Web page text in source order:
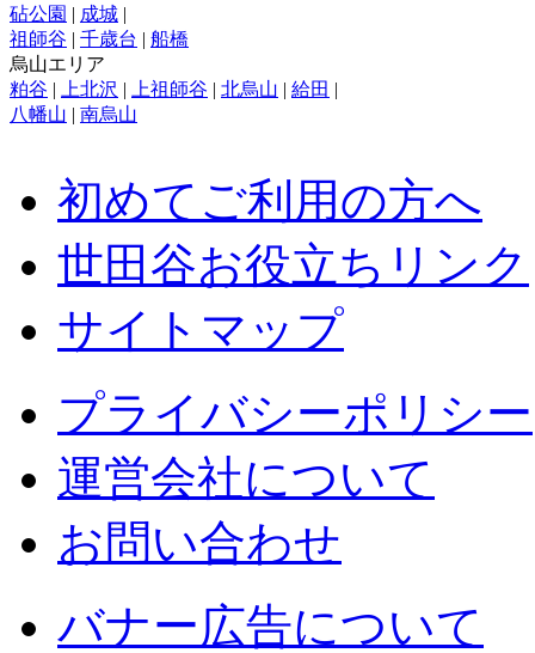
砧公園 | 成城 |
祖師谷 | 千歳台 | 船橋
烏山エリア
粕谷 | 上北沢 | 上祖師谷 | 北烏山 | 給田 |
八幡山 | 南烏山
初めてご利用の方へ
世田谷お役立ちリンク
サイトマップ
プライバシーポリシー
運営会社について
お問い合わせ
バナー広告について